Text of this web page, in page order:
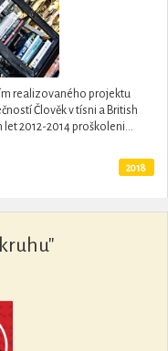
realizovaného projektu
Člověk v tísni a British
2012-2014 proškoleni...
2018